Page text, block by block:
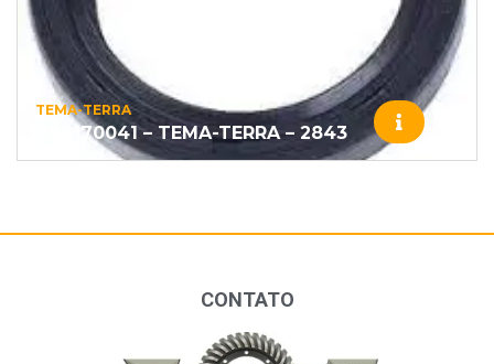
TEMA-TERRA
Z98170041 – TEMA-TERRA – 2843
CONTATO